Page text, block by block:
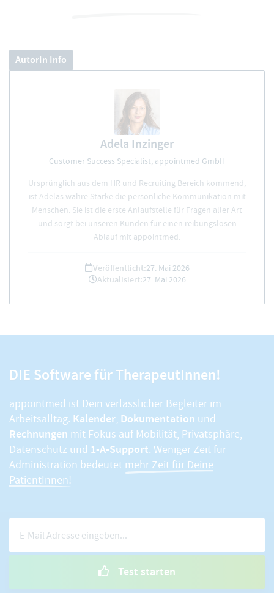
AutorIn Info
Adela Inzinger
Customer Success Specialist, appointmed GmbH
Ursprünglich aus dem HR und Recruiting Bereich kommend,
ist Adelas wahre Stärke die persönliche Kommunikation mit
Menschen. Sie ist die erste Anlaufstelle für Fragen aller Art
und sorgt bei unseren Kunden für einen reibungslosen
Ablauf mit appointmed.
Veröffentlicht:27. Mai 2026
Aktualisiert:27. Mai 2026
DIE Software für TherapeutInnen!
appointmed ist Dein verlässlicher Begleiter im
Arbeitsalltag. Kalender, Dokumentation und
Rechnungen mit Fokus auf Mobilität, Privatsphäre,
Datenschutz und 1-A-Support. Weniger Zeit für
Administration bedeutet mehr Zeit für Deine
PatientInnen!
Test starten